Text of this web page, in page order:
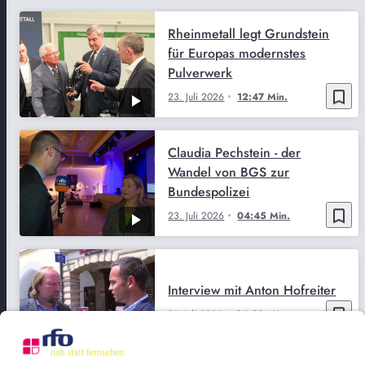
bookmark_border
23. Juli 2026 12:47 Min.
Rheinmetall legt Grundstein
für Europas modernstes
Pulverwerk
bookmark_border
23. Juli 2026 04:45 Min.
Claudia Pechstein - der
Wandel von BGS zur
Bundespolizei
bookmark_border
21. Juli 2026 06:38 Min.
Interview mit Anton Hofreiter